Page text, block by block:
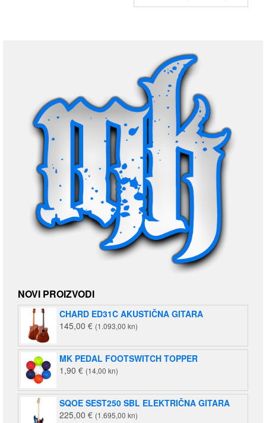
NOVI PROIZVODI
CHARD ED31C AKUSTIČNA GITARA
145,00 € (1.093,00 kn)
MK PEDAL FOOTSWITCH TOPPER
1,90 € (14,00 kn)
SQOE SEST250 SBL ELEKTRIČNA GITARA
225,00 € (1.695,00 kn)